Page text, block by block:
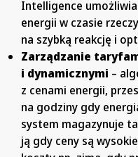
Intelligence
energii w czasie
na szybką reakcję i
Zarządzanie
i dynamicznymi –
z cenami energii,
na godziny gdy
system magazynuje
ją gdy ceny są